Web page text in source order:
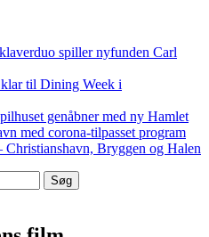
spiller nyfunden Carl
til Dining Week i
genåbner med ny Hamlet
med corona-tilpasset program
Christianshavn, Bryggen og Halen